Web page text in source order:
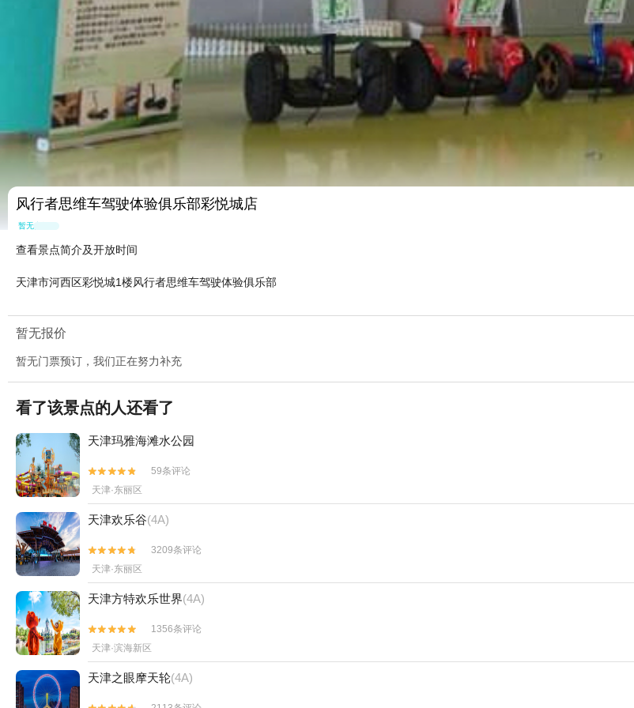
风行者思维车驾驶体验俱乐部彩悦城店
暂无点评
查看景点简介及开放时间
天津市河西区彩悦城1楼风行者思维车驾驶体验俱乐部
暂无报价
暂无门票预订，我们正在努力补充
看了该景点的人还看了
天津玛雅海滩水公园


59条评论
天津·东丽区
天津欢乐谷(4A)


3209条评论
天津·东丽区
天津方特欢乐世界(4A)


1356条评论
天津·滨海新区
天津之眼摩天轮(4A)